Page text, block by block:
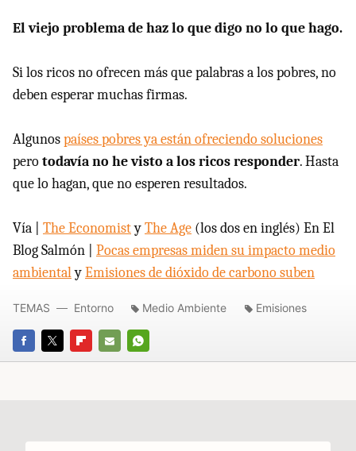
El viejo problema de haz lo que digo no lo que hago.
Si los ricos no ofrecen más que palabras a los pobres, no
deben esperar muchas firmas.
Algunospaíses pobres ya están ofreciendo soluciones
perotodavía no he visto a los ricos responder. Hasta
que lo hagan, que no esperen resultados.
Vía | The EconomistyThe Age (los dos en inglés) En El
Blog Salmón | Pocas empresas miden su impacto medio
ambientalyEmisiones de dióxido de carbono suben
FACEBOOK
TWITTERFLIPBOARD
E-
WHATSAPP
TEMAS Entorno Medio Ambiente Emisiones